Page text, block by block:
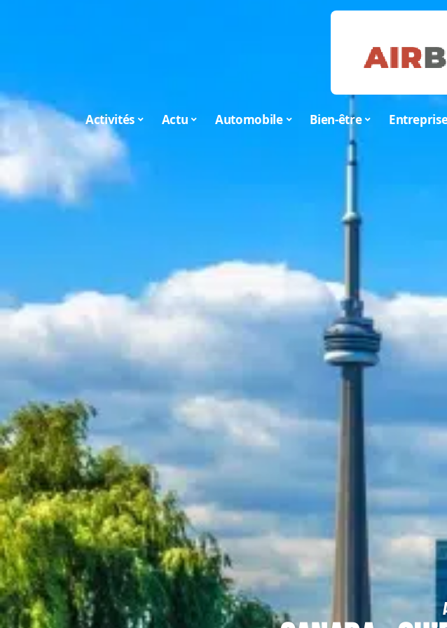
Activités Actu Automobile Bien-être